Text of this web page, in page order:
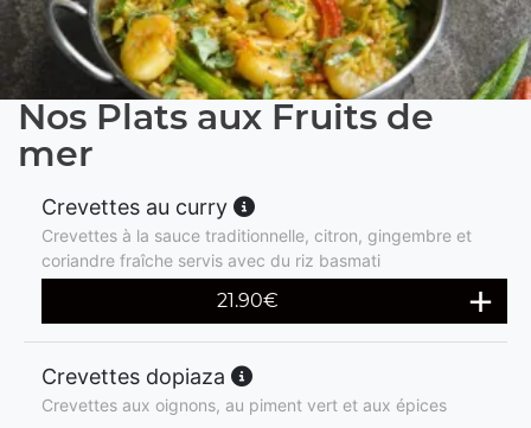
Nos Plats aux Fruits de
mer
Crevettes au curry
Crevettes à la sauce traditionnelle, citron, gingembre et
coriandre fraîche servis avec du riz basmati
21.90€
Crevettes dopiaza
Crevettes aux oignons, au piment vert et aux épices